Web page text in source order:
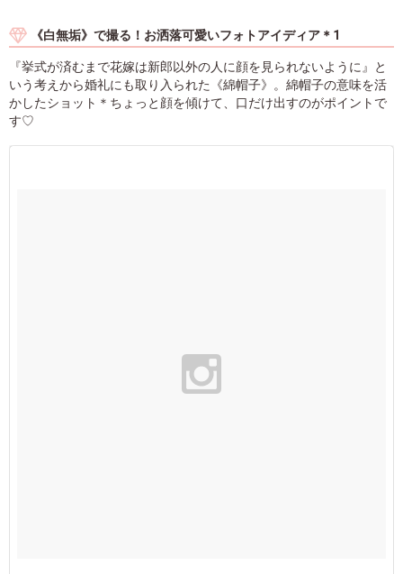
《白無垢》で撮る！お洒落可愛いフォトアイディア＊1
『挙式が済むまで花嫁は新郎以外の人に顔を見られないように』と
いう考えから婚礼にも取り入られた《綿帽子》。綿帽子の意味を活
かしたショット＊ちょっと顔を傾けて、口だけ出すのがポイントで
す♡